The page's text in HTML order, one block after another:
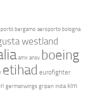
bergamo aeroporto bologna
westland
amx ansv boeing
etihad eurofighter
germanwings gripen india klm